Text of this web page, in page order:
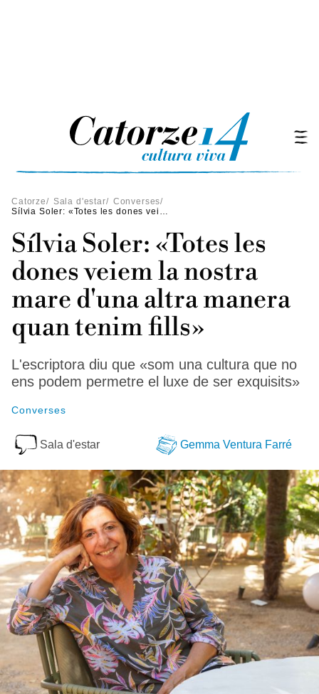
Catorze/ Sala d'estar/ Converses/
Sílvia Soler: «Totes les dones veiem la nostra mare d'una altra manera quan tenim fills»
Sílvia Soler: «Totes les
dones veiem la nostra
mare d'una altra manera
quan tenim fills»
L'escriptora diu que «som una cultura que no
ens podem permetre el luxe de ser exquisits»
Converses
Sala d'estar Gemma Ventura Farré